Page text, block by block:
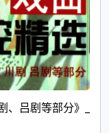
吕剧等部分》_